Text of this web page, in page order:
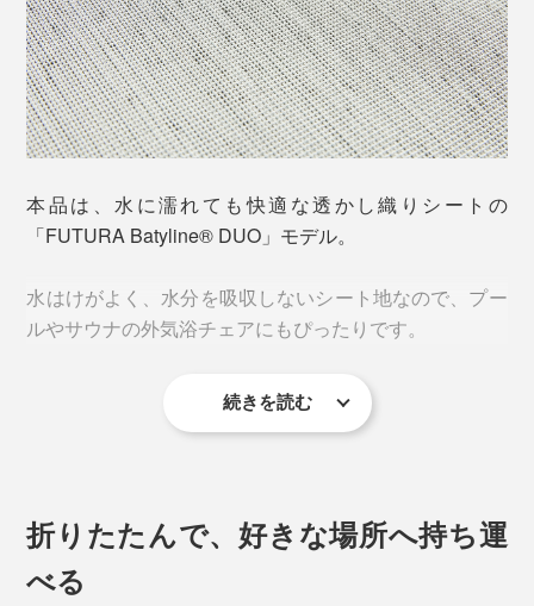
写真は1962年に発明した「RELAX Translude」
重力から体を支え、体幹の支柱となる脊柱（せきちゅ
椎間板（ついかんばん）に過度な圧力がかかりません。
安定感のある絶妙な硬さがあり、長時間座っていても、
本品は、水に濡れても快適な透かし織りシートの
「FUTURA Batyline® DUO」モデル。
水はけがよく、水分を吸収しないシート地なので、プー
ルやサウナの外気浴チェアにもぴったりです。
続きを読む
折りたたんで、好きな場所へ持ち運
べる